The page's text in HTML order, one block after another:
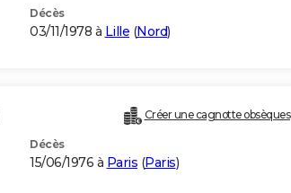
Décès
03/11/1978 à Lille (Nord)
Créer une cagnotte obsèques
Décès
15/06/1976 à Paris (Paris)